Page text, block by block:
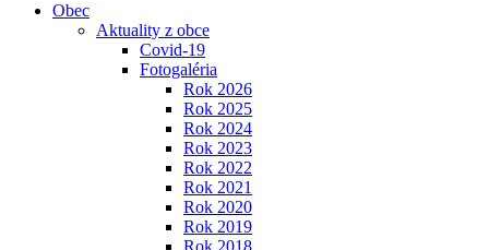
Obec
Aktuality z obce
Covid-19
Fotogaléria
Rok 2026
Rok 2025
Rok 2024
Rok 2023
Rok 2022
Rok 2021
Rok 2020
Rok 2019
Rok 2018